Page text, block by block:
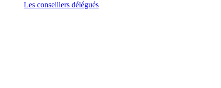
Les conseillers délégués